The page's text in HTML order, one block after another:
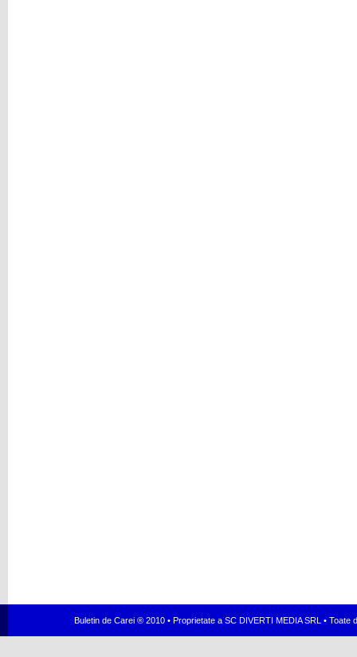
Buletin de Carei ® 2010 • Proprietate a SC DIVERTI MEDIA SRL •